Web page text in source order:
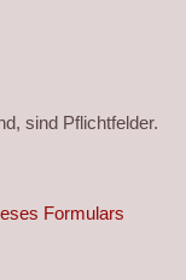
sind Pflichtfelder.
Formulars